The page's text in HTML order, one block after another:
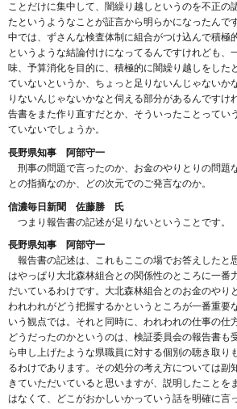
ことだけに集中して、闇繰り越しというのを不正の
たというようなことが証言から明らかになったんで
中では、ずさんな検査体制に組合がつけ込んで積極
というような結論付けになってるんですけれども、
味、予算消化を目的に、積極的に闇繰り越しをした
ていないというか、ちょっと足りないんじゃないか
りないんじゃないかなと伺える部分があるんですけ
告書をまた作り直すだとか、そういったことってい
ていないでしょうか。
長野県知事 阿部守一
刑事の問題で言ったのか、お金のやりとりの問題
との指摘なのか、どの次元でのご発言なのか。
信濃毎日新聞 佐藤勝 氏
つまり報告書の記述が足りないということです。
長野県知事 阿部守一
報告書の記述は、これもここの場でお答えしたと
はやっぱり大北森林組合との関係性のところに一番
だいているわけです。大北森林組合とのお金のやり
われわれがどう把握するかというところが一番重要
いう観点では。それと同時に、われわれの仕事の仕
どうだったのかというのは、検証委員会の報告書も
ら申し上げたような県職員に対する個別の聴き取り
るわけであります。その処分の考え方については副
きていただいていると思いますが、説明したことを
はなくて、どこがおかしいかっていう話を明確に言